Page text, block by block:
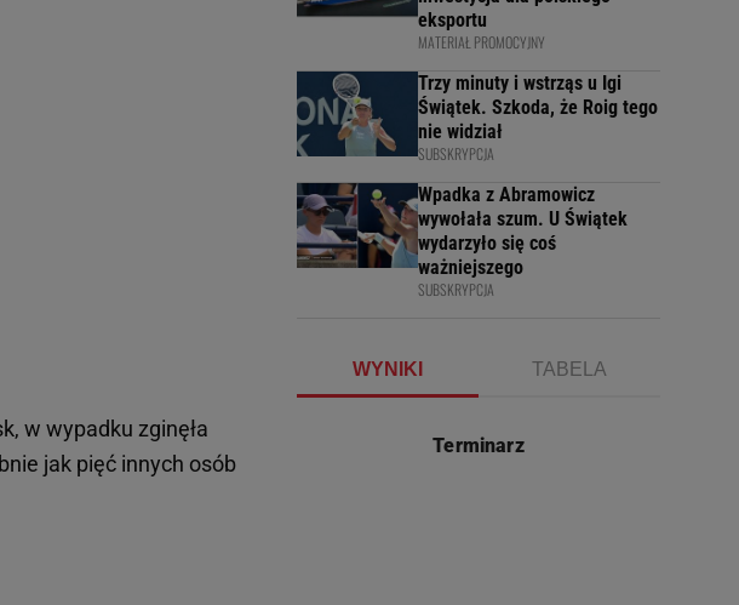
w wypadku zginęła
jak pięć innych osób
eksportu
MATERIAŁ PROMOCYJNY
Trzy minuty i wstrząs u Igi
Świątek. Szkoda, że Roig tego
nie widział
SUBSKRYPCJA
Wpadka z Abramowicz
wywołała szum. U Świątek
wydarzyło się coś
ważniejszego
SUBSKRYPCJA
WYNIKI TABELA
Terminarz